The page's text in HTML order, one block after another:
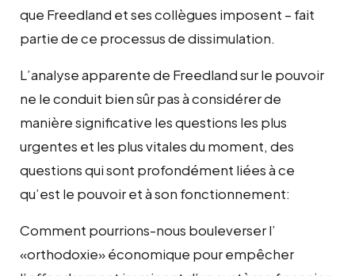
que Freedland et ses collègues imposent – fait
partie de ce processus de dissimulation.
L’analyse apparente de Freedland sur le pouvoir
ne le conduit bien sûr pas à considérer de
manière significative les questions les plus
urgentes et les plus vitales du moment, des
questions qui sont profondément liées à ce
qu’est le pouvoir et à son fonctionnement:
Comment pourrions-nous bouleverser l’
«orthodoxie» économique pour empêcher